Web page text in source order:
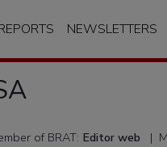
NEWSLETTERS
of BRAT: Editor web |